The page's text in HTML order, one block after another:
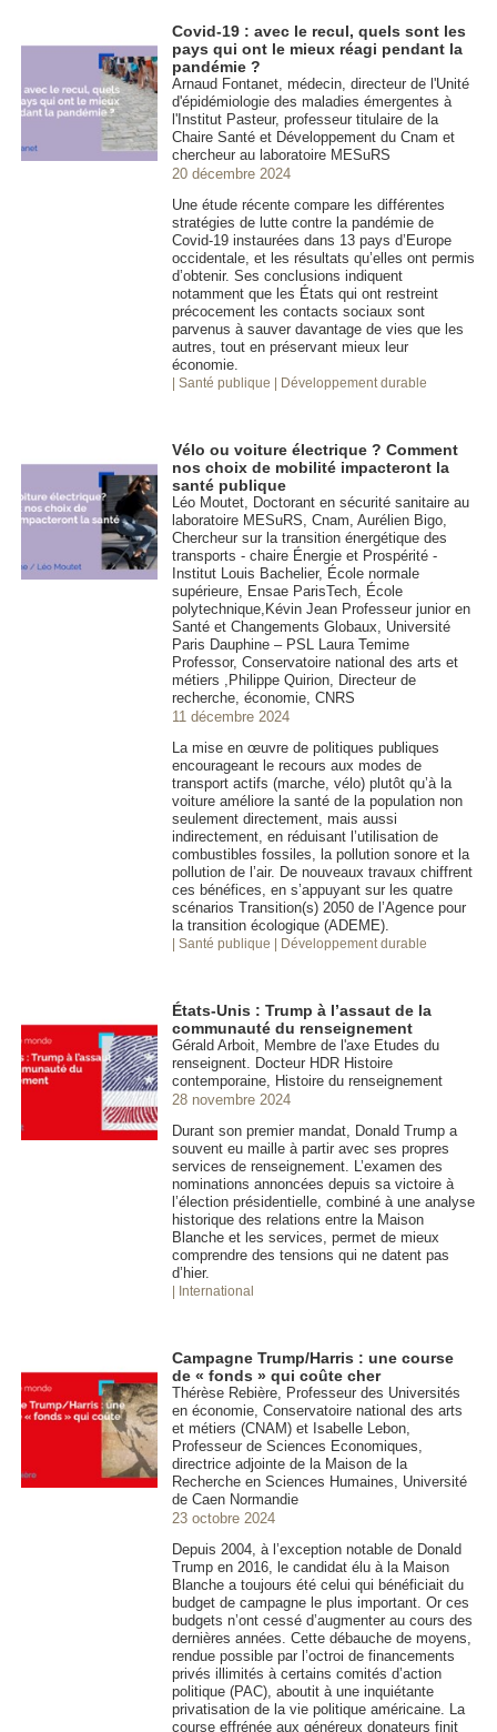
Covid-19 : avec le recul, quels sont les
pays qui ont le mieux réagi pendant la
pandémie ?
Arnaud Fontanet, médecin, directeur de l'Unité
d'épidémiologie des maladies émergentes à
l'Institut Pasteur, professeur titulaire de la
Chaire Santé et Développement du Cnam et
chercheur au laboratoire MESuRS
20 décembre 2024
Une étude récente compare les différentes
stratégies de lutte contre la pandémie de
Covid-19 instaurées dans 13 pays d’Europe
occidentale, et les résultats qu’elles ont permis
d’obtenir. Ses conclusions indiquent
notamment que les États qui ont restreint
précocement les contacts sociaux sont
parvenus à sauver davantage de vies que les
autres, tout en préservant mieux leur
économie.
| Santé publique | Développement durable
Vélo ou voiture électrique ? Comment
nos choix de mobilité impacteront la
santé publique
Léo Moutet, Doctorant en sécurité sanitaire au
laboratoire MESuRS, Cnam, Aurélien Bigo,
Chercheur sur la transition énergétique des
transports - chaire Énergie et Prospérité -
Institut Louis Bachelier, École normale
supérieure, Ensae ParisTech, École
polytechnique,Kévin Jean Professeur junior en
Santé et Changements Globaux, Université
Paris Dauphine – PSL Laura Temime
Professor, Conservatoire national des arts et
métiers ,Philippe Quirion, Directeur de
recherche, économie, CNRS
11 décembre 2024
La mise en œuvre de politiques publiques
encourageant le recours aux modes de
transport actifs (marche, vélo) plutôt qu’à la
voiture améliore la santé de la population non
seulement directement, mais aussi
indirectement, en réduisant l’utilisation de
combustibles fossiles, la pollution sonore et la
pollution de l’air. De nouveaux travaux chiffrent
ces bénéfices, en s’appuyant sur les quatre
scénarios Transition(s) 2050 de l’Agence pour
la transition écologique (ADEME).
| Santé publique | Développement durable
États-Unis : Trump à l’assaut de la
communauté du renseignement
Gérald Arboit, Membre de l'axe Etudes du
renseignent. Docteur HDR Histoire
contemporaine, Histoire du renseignement
28 novembre 2024
Durant son premier mandat, Donald Trump a
souvent eu maille à partir avec ses propres
services de renseignement. L’examen des
nominations annoncées depuis sa victoire à
l’élection présidentielle, combiné à une analyse
historique des relations entre la Maison
Blanche et les services, permet de mieux
comprendre des tensions qui ne datent pas
d’hier.
| International
Campagne Trump/Harris : une course
de « fonds » qui coûte cher
Thérèse Rebière, Professeur des Universités
en économie, Conservatoire national des arts
et métiers (CNAM) et Isabelle Lebon,
Professeur de Sciences Economiques,
directrice adjointe de la Maison de la
Recherche en Sciences Humaines, Université
de Caen Normandie
23 octobre 2024
Depuis 2004, à l’exception notable de Donald
Trump en 2016, le candidat élu à la Maison
Blanche a toujours été celui qui bénéficiait du
budget de campagne le plus important. Or ces
budgets n’ont cessé d’augmenter au cours des
dernières années. Cette débauche de moyens,
rendue possible par l’octroi de financements
privés illimités à certains comités d’action
politique (PAC), aboutit à une inquiétante
privatisation de la vie politique américaine. La
course effrénée aux généreux donateurs finit